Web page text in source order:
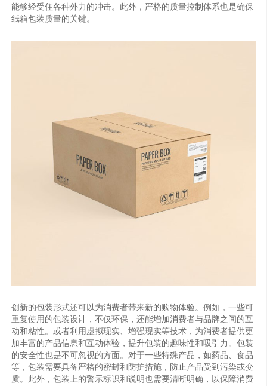
能够经受住各种外力的冲击。此外，严格的质量控制体系也是确保
纸箱包装质量的关键。
创新的包装形式还可以为消费者带来新的购物体验。例如，一些可
重复使用的包装设计，不仅环保，还能增加消费者与品牌之间的互
动和粘性。或者利用虚拟现实、增强现实等技术，为消费者提供更
加丰富的产品信息和互动体验，提升包装的趣味性和吸引力。包装
的安全性也是不可忽视的方面。对于一些特殊产品，如药品、食品
等，包装需要具备严格的密封和防护措施，防止产品受到污染或变
质。此外，包装上的警示标识和说明也需要清晰明确，以保障消费